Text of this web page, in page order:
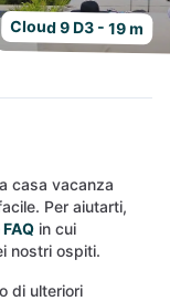
Cloud 9 D3 - 19 m
casa vacanza
Per aiutarti,
in cui
nostri ospiti.
di ulteriori